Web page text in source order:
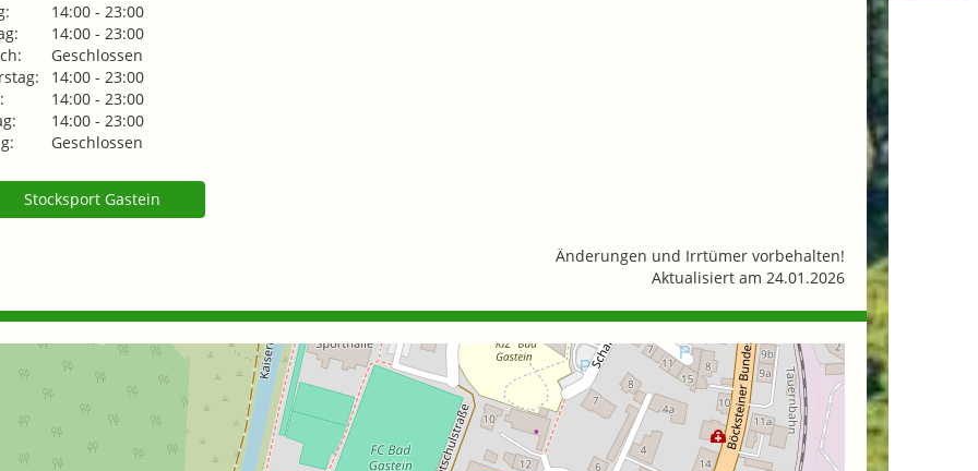
14:00 - 23:00
14:00 - 23:00
Geschlossen
14:00 - 23:00
14:00 - 23:00
14:00 - 23:00
Geschlossen
Stocksport Gastein
Änderungen und Irrtümer vorbehalten!
Aktualisiert am 24.01.2026